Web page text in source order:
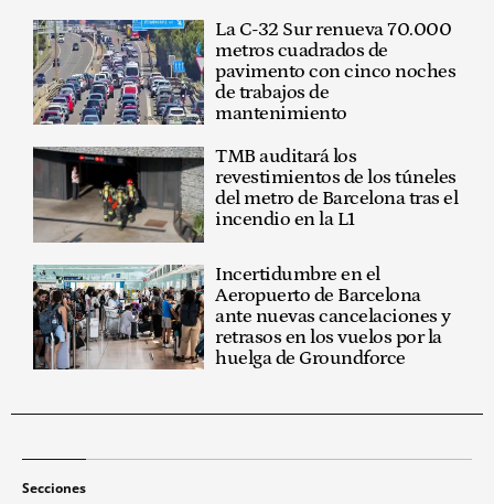
La C-32 Sur renueva 70.000
metros cuadrados de
pavimento con cinco noches
de trabajos de
mantenimiento
TMB auditará los
revestimientos de los túneles
del metro de Barcelona tras el
incendio en la L1
Incertidumbre en el
Aeropuerto de Barcelona
ante nuevas cancelaciones y
retrasos en los vuelos por la
huelga de Groundforce
Secciones